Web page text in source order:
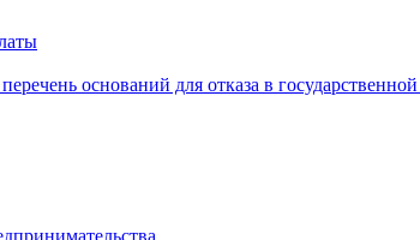
оснований для отказа в